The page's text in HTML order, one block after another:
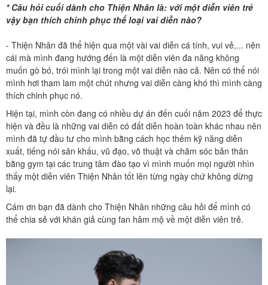
* Câu hỏi cuối dành cho Thiện Nhân là: với một diễn viên trẻ
vậy bạn thích chinh phục thể loại vai diễn nào?
- Thiện Nhân đã thể hiện qua một vài vai diễn cá tính, vui vẻ,... nên
cái mà mình đang hướng đến là một diễn viên đa năng không
muốn gò bó, trói mình lại trong một vai diễn nào cả. Nên có thể nói
mình hơi tham lam một chút nhưng vai diễn càng khó thì mình càng
thích chinh phục nó.
Hiện tại, mình còn đang có nhiều dự án đến cuối năm 2023 để thực
hiện và đều là những vai diễn có đất diễn hoàn toàn khác nhau nên
mình đã tự đầu tư cho mình bằng cách học thêm kỹ năng diễn
xuất, tiếng nói sân khấu, vũ đạo, võ thuật và chăm sóc bản thân
bằng gym tại các trung tâm đào tạo vì mình muốn mọi người nhìn
thấy một diễn viên Thiện Nhân tốt lên từng ngày chứ không dừng
lại.
Cám ơn bạn đã dành cho Thiện Nhân những câu hỏi để mình có
thể chia sẻ với khán giả cùng fan hâm mộ về một diễn viên trẻ.